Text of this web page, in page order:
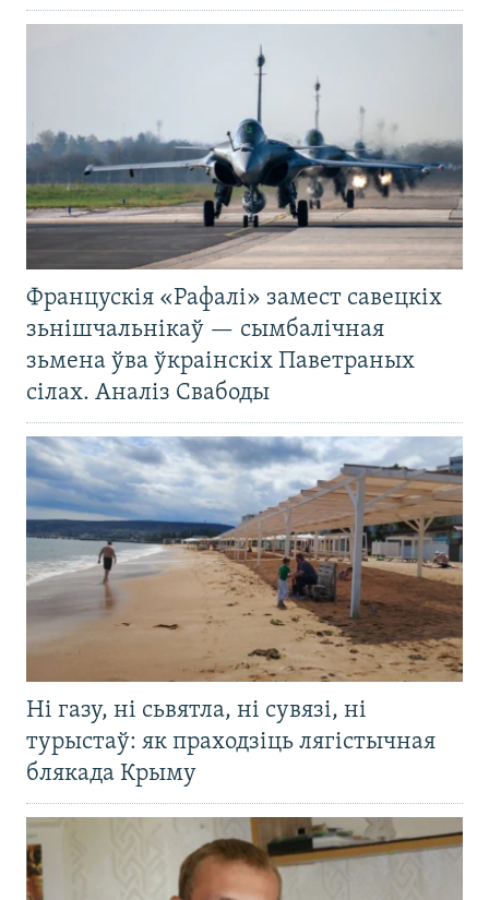
Францускія «Рафалі» замест савецкіх
зьнішчальнікаў — сымбалічная
зьмена ўва ўкраінскіх Паветраных
сілах. Аналіз Свабоды
Ні газу, ні сьвятла, ні сувязі, ні
турыстаў: як праходзіць лягістычная
блякада Крыму